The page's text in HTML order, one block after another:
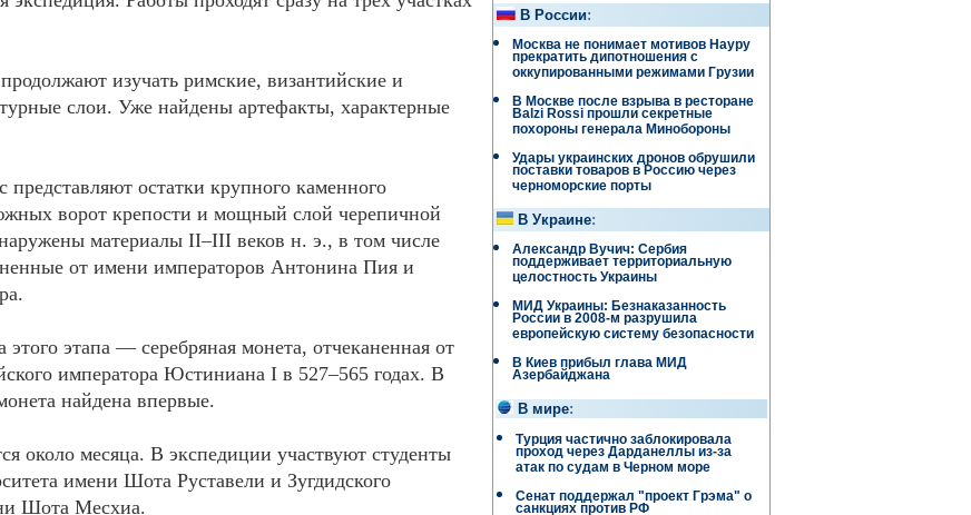
изучать римские, византийские и
слои. Уже найдены артефакты, характерные
представляют остатки крупного каменного
ворот крепости и мощный слой черепичной
материалы II–III веков н. э., в том числе
от имени императоров Антонина Пия и
этого этапа — серебряная монета, отчеканенная от
императора Юстиниана I в 527–565 годах. В
найдена впервые.
около месяца. В экспедиции участвуют студенты
имени Шота Руставели и Зугдидского
Шота Месхиа.
В России:
Москва не понимает мотивов Науру
прекратить дипотношения с
оккупированными режимами Грузии
В Москве после взрыва в ресторане
Balzi Rossi прошли секретные
похороны генерала Минобороны
Удары украинских дронов обрушили
поставки товаров в Россию через
черноморские порты
В Украине:
Александр Вучич: Сербия
поддерживает территориальную
целостность Украины
МИД Украины: Безнаказанность
России в 2008-м разрушила
европейскую систему безопасности
В Киев прибыл глава МИД
Азербайджана
В мире:
Турция частично заблокировала
проход через Дарданеллы из-за
атак по судам в Черном море
Сенат поддержал "проект Грэма" о